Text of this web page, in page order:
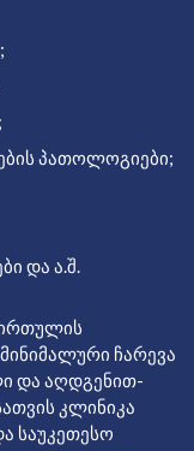
პათოლოგიები;
და ა.შ.
ჩარევა
და აღდგენით-
კლინიკა
საუკეთესო